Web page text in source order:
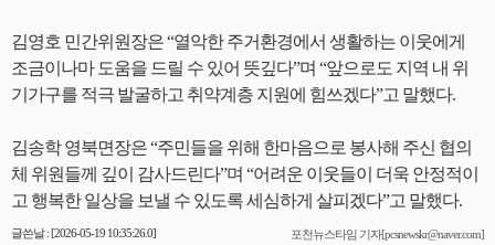
김영호 민간위원장은 “열악한 주거환경에서 생활하는 이웃에게
조금이나마 도움을 드릴 수 있어 뜻깊다”며 “앞으로도 지역 내 위
기가구를 적극 발굴하고 취약계층 지원에 힘쓰겠다”고 말했다.
김송학 영북면장은 “주민들을 위해 한마음으로 봉사해 주신 협의
체 위원들께 깊이 감사드린다”며 “어려운 이웃들이 더욱 안정적이
고 행복한 일상을 보낼 수 있도록 세심하게 살피겠다”고 말했다.
글쓴날 : [2026-05-19 10:35:26.0] 포천뉴스타임 기자[pcsnewskr@naver.com]